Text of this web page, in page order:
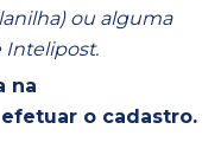
ou alguma
Intelipost.
na
efetuar o cadastro.